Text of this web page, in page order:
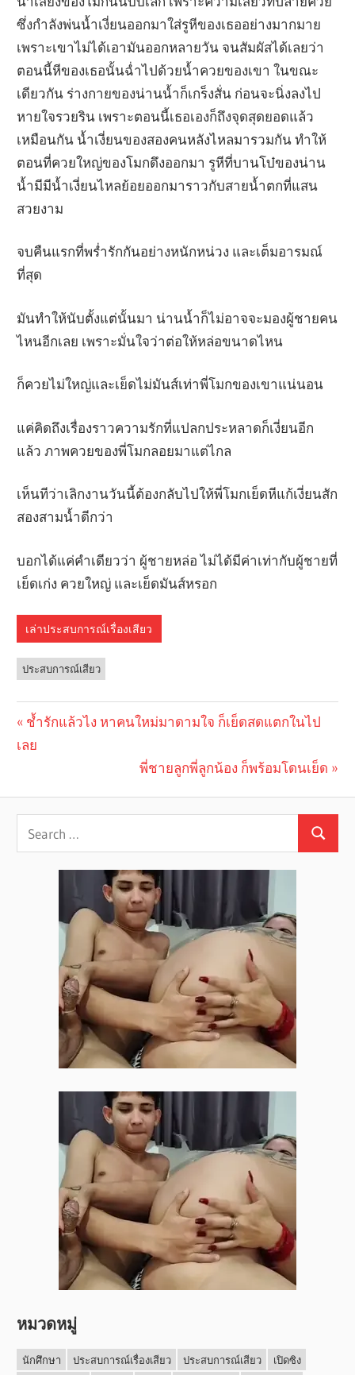
ซึ่งกำลังพ่นน้ำเงี่ยนออกมาใส่รูหีของเธออย่างมากมาย
เพราะเขาไม่ได้เอามันออกหลายวัน จนสัมผัสได้เลยว่า
ตอนนี้หีของเธอนั้นฉ่ำไปด้วยน้ำควยของเขา ในขณะ
เดียวกัน ร่างกายของน่านน้ำก็เกร็งสั่น ก่อนจะนิ่งลงไป
หายใจรวยริน เพราะตอนนี้เธอเองก็ถึงจุดสุดยอดแล้ว
เหมือนกัน น้ำเงี่ยนของสองคนหลังไหลมารวมกัน ทำให้
ตอนที่ควยใหญ่ของโมกดึงออกมา รูหีที่บานโบ๋ของน่าน
น้ำมีมีน้ำเงี่ยนไหลย้อยออกมาราวกับสายน้ำตกที่แสน
สวยงาม
จบคืนแรกที่พร่ำรักกันอย่างหนักหน่วง และเต็มอารมณ์
ที่สุด
มันทำให้นับตั้งแต่นั้นมา น่านน้ำก็ไม่อาจจะมองผู้ชายคน
ไหนอีกเลย เพราะมั่นใจว่าต่อให้หล่อขนาดไหน
ก็ควยไม่ใหญ่และเย็ดไม่มันส์เท่าพี่โมกของเขาแน่นอน
แค่คิดถึงเรื่องราวความรักที่แปลกประหลาดก็เงี่ยนอีก
แล้ว ภาพควยของพี่โมกลอยมาแต่ไกล
เห็นทีว่าเลิกงานวันนี้ต้องกลับไปให้พี่โมกเย็ดหีแก้เงี่ยนสัก
สองสามน้ำดีกว่า
บอกได้แค่คำเดียวว่า ผู้ชายหล่อ ไม่ได้มีค่าเท่ากับผู้ชายที่
เย็ดเก่ง ควยใหญ่ และเย็ดมันส์หรอก
เล่าประสบการณ์เรื่องเสียว
ประสบการณ์เสียว
Post
Previous
Post:
ช้ำรักแล้วไง หาคนใหม่มาดามใจ ก็เย็ดสดแตกในไป
เลย
Next
พี่ชายลูกพี่ลูกน้อง ก็พร้อมโดนเย็ด
หมวดหมู่
นักศึกษา ประสบการณ์เรื่องเสียว ประสบการณ์เสียว เปิดซิง